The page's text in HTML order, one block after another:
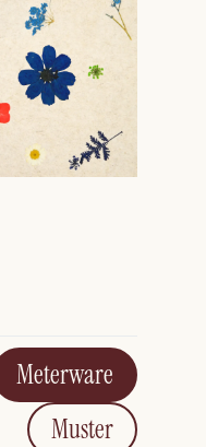
Meterware
Muster